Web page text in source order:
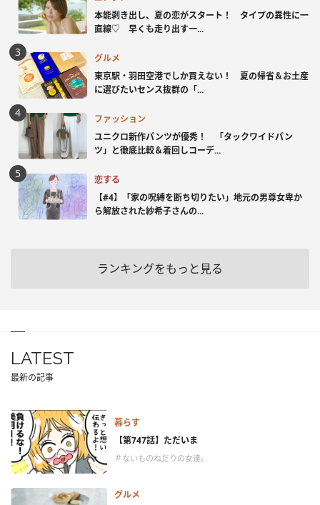
本能剥き出し、夏の恋がスタート！ タイプの異性に一
直線♡ 早くも走り出す一...
グルメ
東京駅・羽田空港でしか買えない！ 夏の帰省＆お土産
に選びたいセンス抜群の「...
ファッション
ユニクロ新作パンツが優秀！ 「タックワイドパン
ツ」と徹底比較＆着回しコーデ...
恋する
【#4】「家の呪縛を断ち切りたい」地元の男尊女卑か
ら解放された紗希子さんの...
ランキングをもっと見る
LATEST
最新の記事
暮らす
【第747話】ただいま
＃ないものねだりの女達。
グルメ